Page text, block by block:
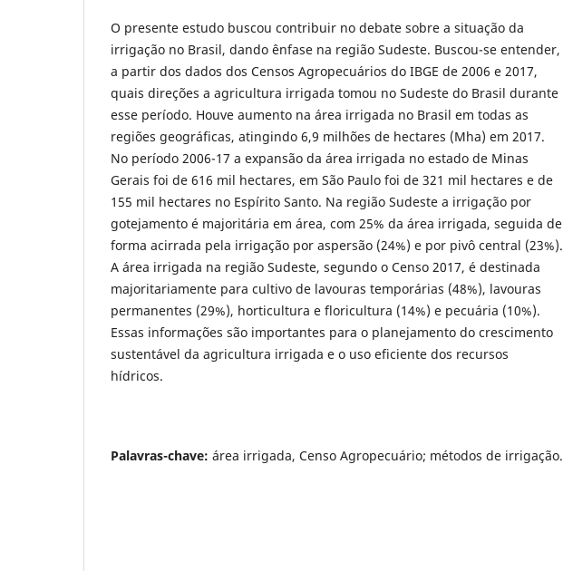
O presente estudo buscou contribuir no debate sobre a situação da
irrigação no Brasil, dando ênfase na região Sudeste. Buscou-se entender,
a partir dos dados dos Censos Agropecuários do IBGE de 2006 e 2017,
quais direções a agricultura irrigada tomou no Sudeste do Brasil durante
esse período. Houve aumento na área irrigada no Brasil em todas as
regiões geográficas, atingindo 6,9 milhões de hectares (Mha) em 2017.
No período 2006-17 a expansão da área irrigada no estado de Minas
Gerais foi de 616 mil hectares, em São Paulo foi de 321 mil hectares e de
155 mil hectares no Espírito Santo. Na região Sudeste a irrigação por
gotejamento é majoritária em área, com 25% da área irrigada, seguida de
forma acirrada pela irrigação por aspersão (24%) e por pivô central (23%).
A área irrigada na região Sudeste, segundo o Censo 2017, é destinada
majoritariamente para cultivo de lavouras temporárias (48%), lavouras
permanentes (29%), horticultura e floricultura (14%) e pecuária (10%).
Essas informações são importantes para o planejamento do crescimento
sustentável da agricultura irrigada e o uso eficiente dos recursos
hídricos.
Palavras-chave: área irrigada, Censo Agropecuário; métodos de irrigação.